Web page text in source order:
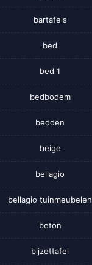
bartafels
bed
bed 1
bedbodem
bedden
beige
bellagio
bellagio tuinmeubelen
beton
bijzettafel